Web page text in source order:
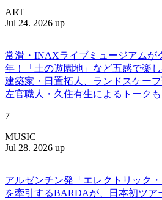
ART
Jul 24. 2026 up
常滑・INAXライブミュージアムが
年！「土の遊園地」など五感で楽
建築家・日置拓人、ランドスケー
左官職人・久住有生によるトークも
7
MUSIC
Jul 28. 2026 up
アルゼンチン発「エレクトリック
を牽引するBARDAが、日本初ツア